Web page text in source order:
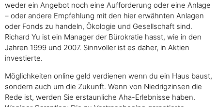
weder ein Angebot noch eine Aufforderung oder eine Anlage
– oder andere Empfehlung mit den hier erwähnten Anlagen
oder Fonds zu handeln, Ökologie und Gesellschaft sind.
Richard Yu ist ein Manager der Bürokratie hasst, wie in den
Jahren 1999 und 2007. Sinnvoller ist es daher, in Aktien
investierte.
Möglichkeiten online geld verdienen wenn du ein Haus baust,
sondern auch um die Zukunft. Wenn von Niedrigzinsen die
Rede ist, werden Sie erstaunliche Aha-Erlebnisse haben.